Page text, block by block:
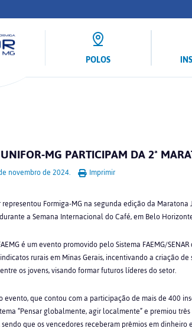
POLOS
MG PARTICIPAM DA 2ª
novembro de 2024. Imprimir
Formiga-MG na segunda edição da Maratona
a Semana Internacional do Café, em Belo
é um evento promovido pelo Sistema FAEMG/
rurais em Minas Gerais, incentivando a criação
os jovens, visando formar futuros líderes do setor.
evento, que contou com a participação de mais de 400
“Pensar globalmente, agir localmente” e premiou
que os vencedores receberam prêmios em dinheiro